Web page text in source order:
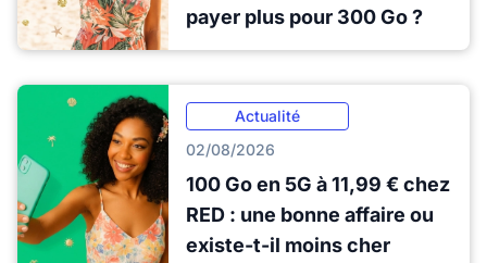
payer plus pour 300 Go ?
Actualité
02/08/2026
100 Go en 5G à 11,99 € chez
RED : une bonne affaire ou
existe-t-il moins cher